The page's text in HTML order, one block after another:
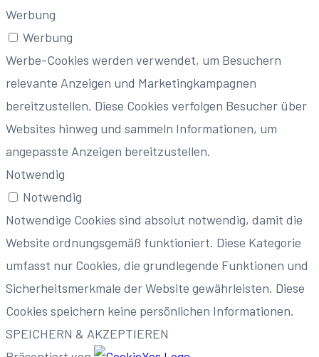
Werbung
Werbung
Werbe-Cookies werden verwendet, um Besuchern
relevante Anzeigen und Marketingkampagnen
bereitzustellen. Diese Cookies verfolgen Besucher über
Websites hinweg und sammeln Informationen, um
angepasste Anzeigen bereitzustellen.
Notwendig
Notwendig
Notwendige Cookies sind absolut notwendig, damit die
Website ordnungsgemäß funktioniert. Diese Kategorie
umfasst nur Cookies, die grundlegende Funktionen und
Sicherheitsmerkmale der Website gewährleisten. Diese
Cookies speichern keine persönlichen Informationen.
SPEICHERN & AKZEPTIEREN